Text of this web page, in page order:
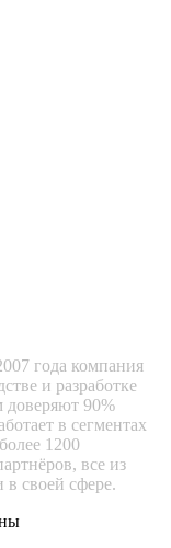
года компания
и разработке
доверяют 90%
в сегментах
1200
все из
своей сфере.